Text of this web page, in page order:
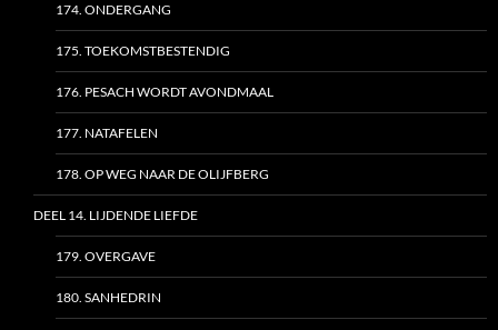
174. ONDERGANG
175. TOEKOMSTBESTENDIG
176. PESACH WORDT AVONDMAAL
177. NATAFELEN
178. OP WEG NAAR DE OLIJFBERG
DEEL 14. LIJDENDE LIEFDE
179. OVERGAVE
180. SANHEDRIN